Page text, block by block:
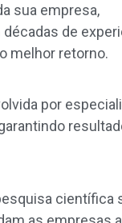
sua empresa,
de
melhor retorno.
por
científica